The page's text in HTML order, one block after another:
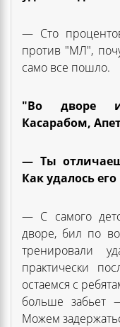
— Сто
против "МЛ",
само все пошло.
"Во дворе
Касарабом,
— Ты
Как удалось
— С самого
дворе, бил по
тренировали
практически
остаемся с
больше забьет
Можем